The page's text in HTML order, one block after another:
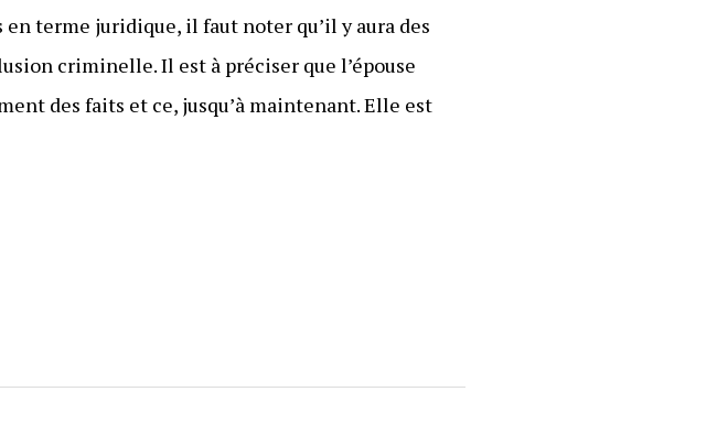
en terme juridique, il faut noter qu’il y aura des
criminelle. Il est à préciser que l’épouse
des faits et ce, jusqu’à maintenant. Elle est